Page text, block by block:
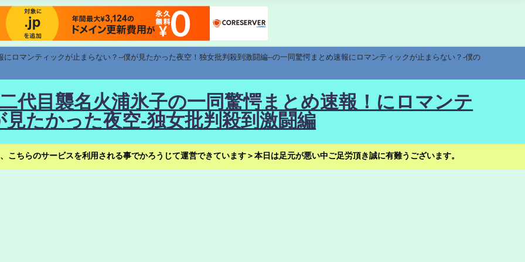
ロマンティックが止まらない？--僕が見たかった夜空！独女批判殺到激闘編--の一同驚愕まとめ速報にロマンティックが止まらない？-僕の
代目襲名火浦氷子の一同驚愕まとめ速報！にロマンテ
たかった夜空-独女批判殺到激闘編
こちらのサービスを利用される事でかろうじて運営できています＞本日は足元が悪い中ご足労頂き誠に有難うございます。